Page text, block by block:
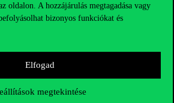
oldalon. A hozzájárulás megtagadása vagy
bizonyos funkciókat és
Elfogad
megtekintése